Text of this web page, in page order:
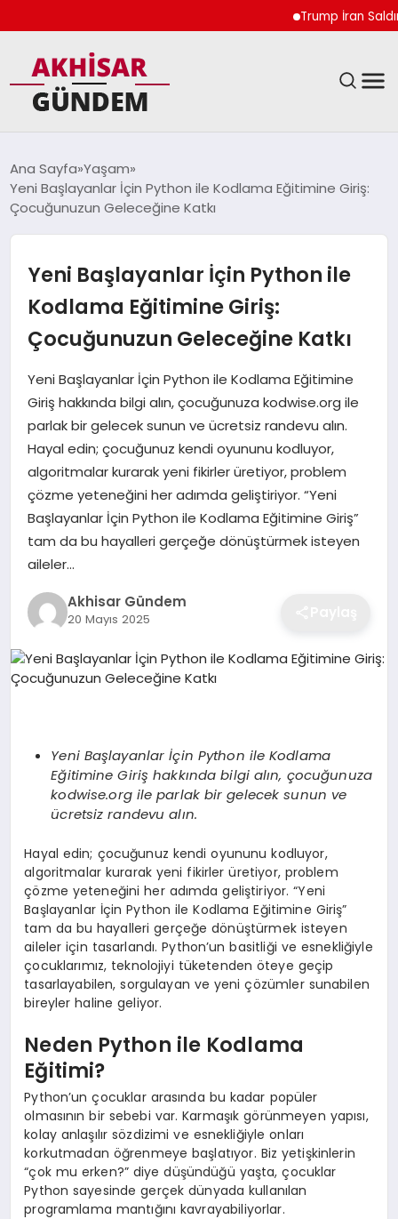
Trump İran
DÜNYA
TEKNOLOJI
YAŞAM
Ana Sayfa Yaşam
Yeni Başlayanlar İçin Python ile Kodlama Eğitimine Giriş:
Çocuğunuzun Geleceğine Katkı
Yeni Başlayanlar İçin Python ile
Kodlama Eğitimine Giriş:
Çocuğunuzun Geleceğine Katkı
Yeni Başlayanlar İçin Python ile Kodlama Eğitimine
Giriş hakkında bilgi alın, çocuğunuza kodwise.org ile
parlak bir gelecek sunun ve ücretsiz randevu alın.
Hayal edin; çocuğunuz kendi oyununu kodluyor,
algoritmalar kurarak yeni fikirler üretiyor, problem
çözme yeteneğini her adımda geliştiriyor. “Yeni
Başlayanlar İçin Python ile Kodlama Eğitimine Giriş”
tam da bu hayalleri gerçeğe dönüştürmek isteyen
aileler…
Akhisar Gündem
20 Mayıs 2025
Yeni Başlayanlar İçin Python ile Kodlama
Eğitimine Giriş hakkında bilgi alın, çocuğunuza
kodwise.org ile parlak bir gelecek sunun ve
ücretsiz randevu alın.
Hayal edin; çocuğunuz kendi oyununu kodluyor,
algoritmalar kurarak yeni fikirler üretiyor, problem
çözme yeteneğini her adımda geliştiriyor. “Yeni
Başlayanlar İçin Python ile Kodlama Eğitimine Giriş”
tam da bu hayalleri gerçeğe dönüştürmek isteyen
aileler için tasarlandı. Python’un basitliği ve esnekliğiyle
çocuklarımız, teknolojiyi tüketenden öteye geçip
tasarlayabilen, sorgulayan ve yeni çözümler sunabilen
bireyler haline geliyor.
Neden Python ile Kodlama
Eğitimi?
Python’un çocuklar arasında bu kadar popüler
olmasının bir sebebi var. Karmaşık görünmeyen yapısı,
kolay anlaşılır sözdizimi ve esnekliğiyle onları
korkutmadan öğrenmeye başlatıyor. Biz yetişkinlerin
“çok mu erken?” diye düşündüğü yaşta, çocuklar
Python sayesinde gerçek dünyada kullanılan
programlama mantığını kavrayabiliyorlar.